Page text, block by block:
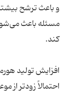
و باعث ترشح
مسئله باعث
کند.
افزایش تولید
احتمالاً زودتر